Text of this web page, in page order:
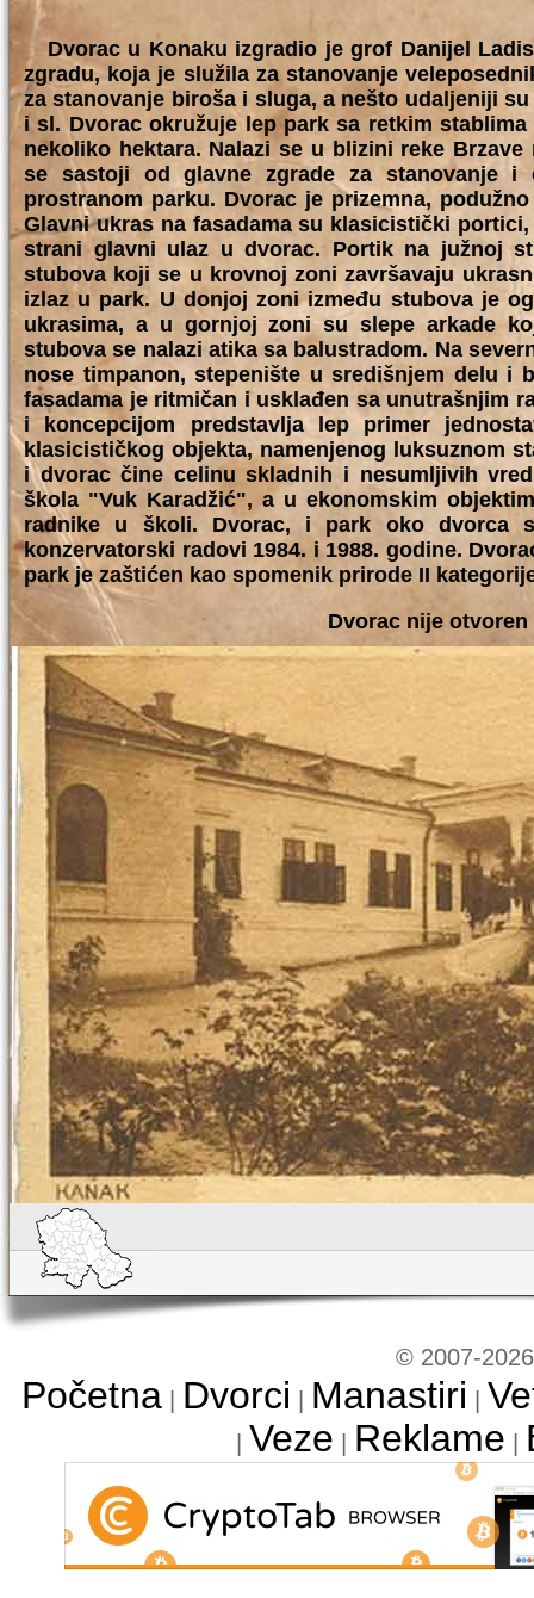
Dvorac u Konaku izgradio je grof Danijel
zgradu, koja je služila za stanovanje
za stanovanje biroša i sluga, a nešto udaljeniji
i sl. Dvorac okružuje lep park sa retkim
nekoliko hektara. Nalazi se u blizini reke
se sastoji od glavne zgrade za stanovanje i
prostranom parku. Dvorac je prizemna,
Glavni ukras na fasadama su klasicistički
strani glavni ulaz u dvorac. Portik na južnoj
stubova koji se u krovnoj zoni završavaju
izlaz u park. U donjoj zoni između stubova je
ukrasima, a u gornjoj zoni su slepe arkade
stubova se nalazi atika sa balustradom. Na
nose timpanon, stepenište u središnjem delu i
fasadama je ritmičan i usklađen sa unutrašnjim
i koncepcijom predstavlja lep primer
klasicističkog objekta, namenjenog luksuznom
i dvorac čine celinu skladnih i nesumljivih
škola "Vuk Karadžić", a u ekonomskim
radnike u školi. Dvorac, i park oko dvorca
konzervatorski radovi 1984. i 1988. godine.
park je zaštićen kao spomenik prirode II
Dvorac nije
© 2007-
Početna| Dvorci Manastiri
Veze Reklame